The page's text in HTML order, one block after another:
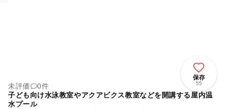
保存
55
未評価
0件
子ども向け水泳教室やアクアビクス教室などを開講する屋内温
水プール